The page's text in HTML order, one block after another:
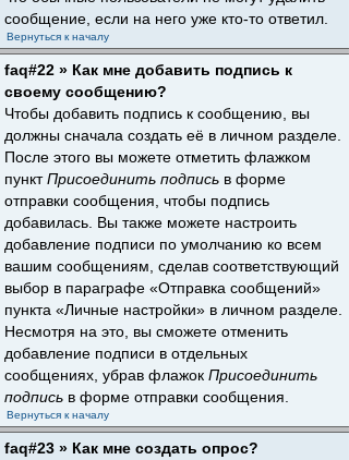
сообщение, если на него уже кто-то ответил.
Вернуться к началу
faq#22 » Как мне добавить подпись к
своему сообщению?
Чтобы добавить подпись к сообщению, вы
должны сначала создать её в личном разделе.
После этого вы можете отметить флажком
пунктПрисоединить подпись в форме
отправки сообщения, чтобы подпись
добавилась. Вы также можете настроить
добавление подписи по умолчанию ко всем
вашим сообщениям, сделав соответствующий
выбор в параграфе «Отправка сообщений»
пункта «Личные настройки» в личном разделе.
Несмотря на это, вы сможете отменить
добавление подписи в отдельных
сообщениях, убрав флажок Присоединить
подпись в форме отправки сообщения.
Вернуться к началу
faq#23 » Как мне создать опрос?